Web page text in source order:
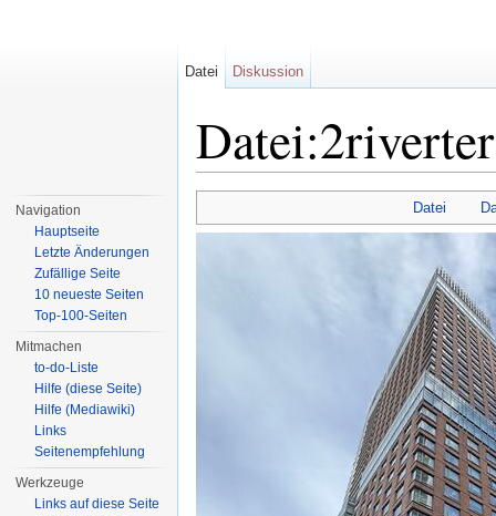
Datei
Datei Diskussion
Navigation
Hauptseite
Letzte Änderungen
Zufällige Seite
10 neueste Seiten
Top-100-Seiten
Mitmachen
to-do-Liste
Hilfe (diese Seite)
Hilfe (Mediawiki)
Links
Seitenempfehlung
Werkzeuge
Links auf diese Seite